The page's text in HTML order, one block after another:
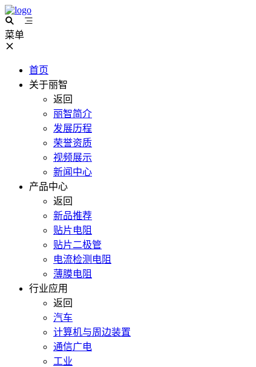
菜单
首页
关于丽智
返回
丽智简介
发展历程
荣誉资质
视频展示
新闻中心
产品中心
返回
新品推荐
贴片电阻
贴片二极管
电流检测电阻
薄膜电阻
行业应用
返回
汽车
计算机与周边装置
通信广电
工业